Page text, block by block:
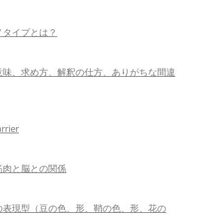
タイプとは？
、求め方、解釈の仕方、ありがちな間違
と脳との関係
現型（豆の色、形、鞘の色、形、花の